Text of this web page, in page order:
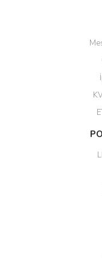
hızlı güvenli bir
Yalçın Kaya | 20/06/2026
ahmet yiğit | 29/04/2026
Aldığım ürün kapalı kutu
edildi. Teşekkür ederim.
GÜRKAN